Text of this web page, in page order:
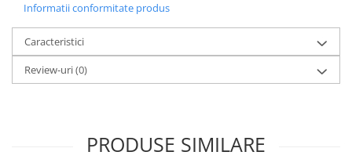
Informatii conformitate produs
Caracteristici
Review-uri(0)
PRODUSE SIMILARE